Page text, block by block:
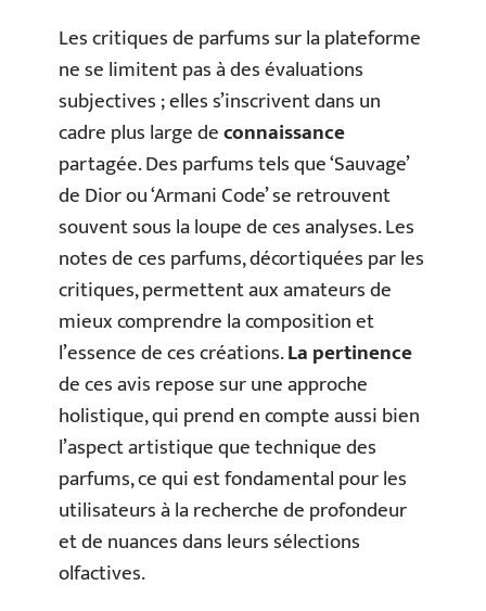
Les critiques de parfums sur la plateforme
ne se limitent pas à des évaluations
subjectives ; elles s’inscrivent dans un
cadre plus large deconnaissance
partagée. Des parfums tels que ‘Sauvage’
de Dior ou ‘Armani Code’ se retrouvent
souvent sous la loupe de ces analyses. Les
notes de ces parfums, décortiquées par les
critiques, permettent aux amateurs de
mieux comprendre la composition et
l’essence de ces créations.La pertinence
de ces avis repose sur une approche
holistique, qui prend en compte aussi bien
l’aspect artistique que technique des
parfums, ce qui est fondamental pour les
utilisateurs à la recherche de profondeur
et de nuances dans leurs sélections
olfactives.